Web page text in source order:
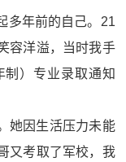
多年前的自己。21
容洋溢，当时我手
制）专业录取通知
她因生活压力未能
又考取了军校，我